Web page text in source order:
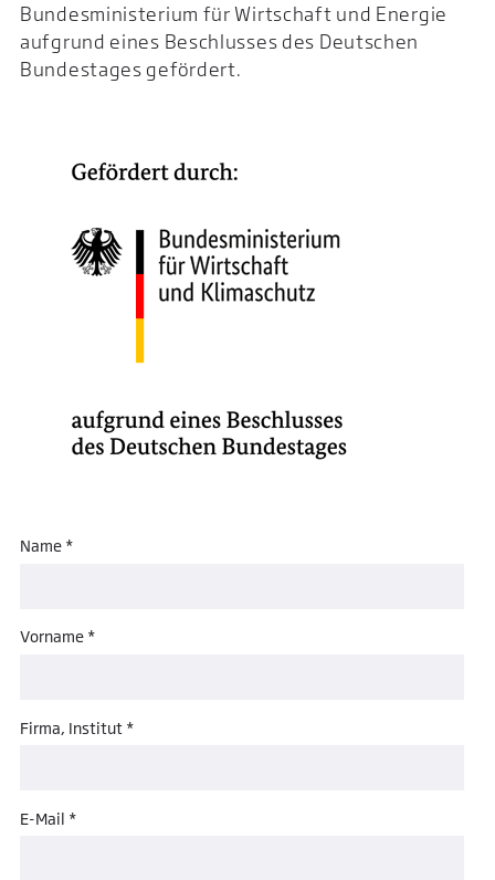
Bundesministerium für Wirtschaft und Energie
aufgrund eines Beschlusses des Deutschen
Bundestages gefördert.
Name *
Vorname *
Firma, Institut *
E-Mail *